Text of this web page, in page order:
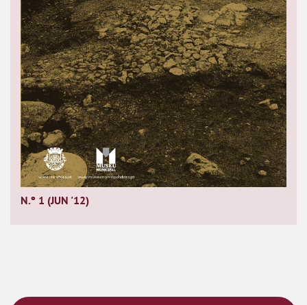
N.º 1 (JUN '12)